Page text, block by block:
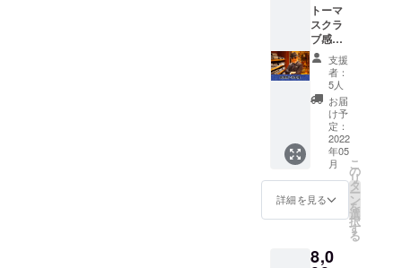
トーマ
スクラ
ブ感謝
祭参加
権 5/29
私の誕
生日
に、日
頃の感
謝を込
めてオ
ンライ
ンイベ
ントを
開催し
ます！
要 ・日
支援
者：
5人
お届
け予
定：
2022
年05
月
詳細を見る
こ
の
リ
タ
ー
ン
を
選
択
す
る
8,0